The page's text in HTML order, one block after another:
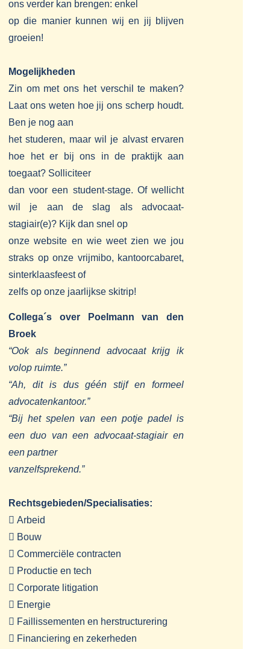
ons verder kan brengen: enkel
op die manier kunnen wij en jij blijven
groeien!
Mogelijkheden
Zin om met ons het verschil te maken?
Laat ons weten hoe jij ons scherp houdt.
Ben je nog aan
het studeren, maar wil je alvast ervaren
hoe het er bij ons in de praktijk aan
toegaat? Solliciteer
dan voor een student-stage. Of wellicht
wil je aan de slag als advocaat-
stagiair(e)? Kijk dan snel op
onze website en wie weet zien we jou
straks op onze vrijmibo, kantoorcabaret,
sinterklaasfeest of
zelfs op onze jaarlijkse skitrip!
Collega´s over Poelmann van den
Broek
“Ook als beginnend advocaat krijg ik
volop ruimte.”
“Ah, dit is dus géén stijf en formeel
advocatenkantoor.”
“Bij het spelen van een potje padel is
een duo van een advocaat-stagiair en
een partner
vanzelfsprekend.”
Rechtsgebieden/Specialisaties:
 Arbeid
 Bouw
 Commerciële contracten
 Productie en tech
 Corporate litigation
 Energie
 Faillissementen en herstructurering
 Financiering en zekerheden